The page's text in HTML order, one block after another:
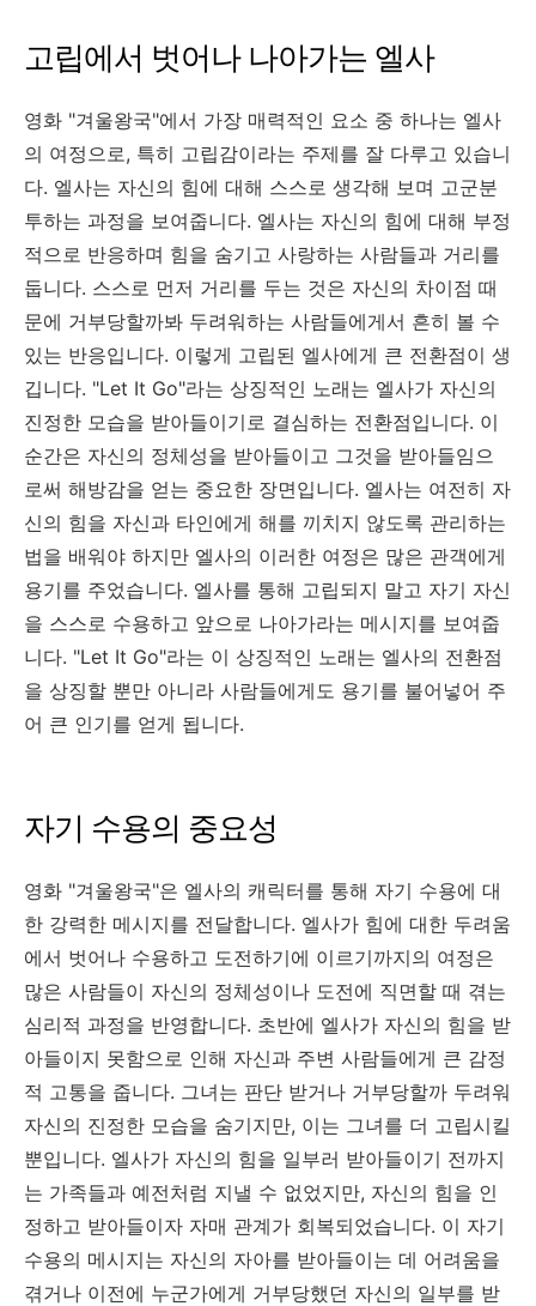
고립에서 벗어나 나아가는 엘사
영화 "겨울왕국"에서 가장 매력적인 요소 중 하나는 엘사
의 여정으로, 특히 고립감이라는 주제를 잘 다루고 있습니
다. 엘사는 자신의 힘에 대해 스스로 생각해 보며 고군분
투하는 과정을 보여줍니다. 엘사는 자신의 힘에 대해 부정
적으로 반응하며 힘을 숨기고 사랑하는 사람들과 거리를
둡니다. 스스로 먼저 거리를 두는 것은 자신의 차이점 때
문에 거부당할까봐 두려워하는 사람들에게서 흔히 볼 수
있는 반응입니다. 이렇게 고립된 엘사에게 큰 전환점이 생
깁니다. "Let It Go"라는 상징적인 노래는 엘사가 자신의
진정한 모습을 받아들이기로 결심하는 전환점입니다. 이
순간은 자신의 정체성을 받아들이고 그것을 받아들임으
로써 해방감을 얻는 중요한 장면입니다. 엘사는 여전히 자
신의 힘을 자신과 타인에게 해를 끼치지 않도록 관리하는
법을 배워야 하지만 엘사의 이러한 여정은 많은 관객에게
용기를 주었습니다. 엘사를 통해 고립되지 말고 자기 자신
을 스스로 수용하고 앞으로 나아가라는 메시지를 보여줍
니다. "Let It Go"라는 이 상징적인 노래는 엘사의 전환점
을 상징할 뿐만 아니라 사람들에게도 용기를 불어넣어 주
어 큰 인기를 얻게 됩니다.
자기 수용의 중요성
영화 "겨울왕국"은 엘사의 캐릭터를 통해 자기 수용에 대
한 강력한 메시지를 전달합니다. 엘사가 힘에 대한 두려움
에서 벗어나 수용하고 도전하기에 이르기까지의 여정은
많은 사람들이 자신의 정체성이나 도전에 직면할 때 겪는
심리적 과정을 반영합니다. 초반에 엘사가 자신의 힘을 받
아들이지 못함으로 인해 자신과 주변 사람들에게 큰 감정
적 고통을 줍니다. 그녀는 판단 받거나 거부당할까 두려워
자신의 진정한 모습을 숨기지만, 이는 그녀를 더 고립시킬
뿐입니다. 엘사가 자신의 힘을 일부러 받아들이기 전까지
는 가족들과 예전처럼 지낼 수 없었지만, 자신의 힘을 인
정하고 받아들이자 자매 관계가 회복되었습니다. 이 자기
수용의 메시지는 자신의 자아를 받아들이는 데 어려움을
겪거나 이전에 누군가에게 거부당했던 자신의 일부를 받